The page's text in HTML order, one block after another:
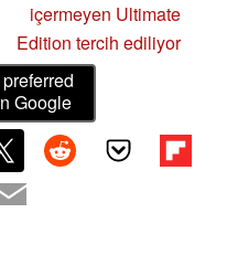
içermeyen Ultimate
Edition tercih ediliyor
Google